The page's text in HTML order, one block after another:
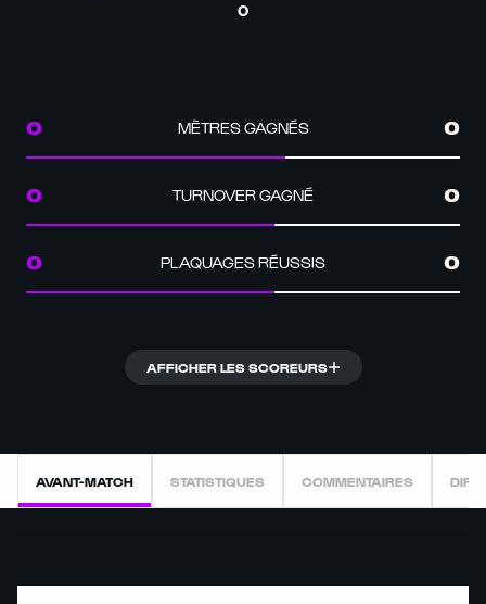
0
0 MÈTRES GAGNÉS 0
0 TURNOVER GAGNÉ 0
0 PLAQUAGES RÉUSSIS 0
AFFICHER LES SCOREURS
AVANT-MATCH STATISTIQUES COMMENTAIRES